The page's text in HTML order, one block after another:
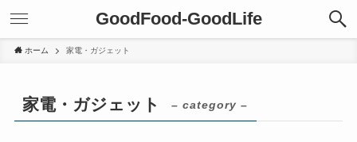
GoodFood-GoodLife
ホーム 家電・ガジェット
家電・ガジェット – category –